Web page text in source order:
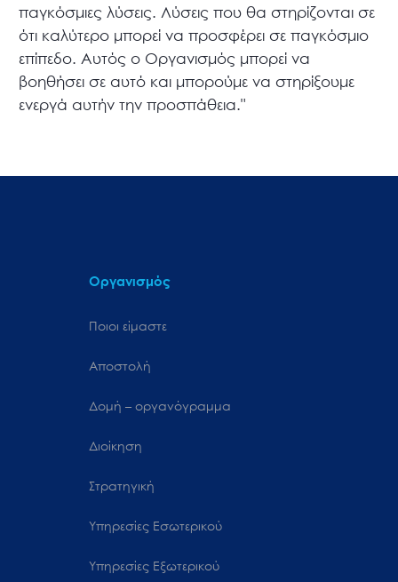
παγκόσμιες λύσεις. Λύσεις που θα στηρίζονται σε
ότι καλύτερο μπορεί να προσφέρει σε παγκόσμιο
επίπεδο. Αυτός ο Οργανισμός μπορεί να
βοηθήσει σε αυτό και μπορούμε να στηρίξουμε
ενεργά αυτήν την προσπάθεια."
Οργανισμός
Ποιοι είμαστε
Αποστολή
Δομή – οργανόγραμμα
Διοίκηση
Στρατηγική
Υπηρεσίες Εσωτερικού
Υπηρεσίες Εξωτερικού